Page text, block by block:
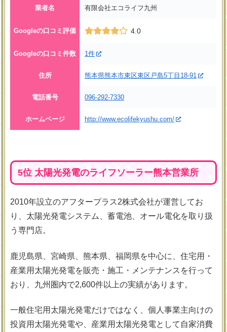
業者名 有限会社エコライフ九州
Googleの口コミ評価 4.0
Googleの口コミ件数 1件
住所 熊本県熊本市東区東区戸島5丁目18-91
電話番号 096-292-7330
ホームページ http://www.ecolifekyushu.com/
5位 太陽光発電のライフソーラー熊本営業所
2010年設立のアフタープラス2株式会社が運営してお
り、太陽光発電システム、蓄電池、オール電化を取り扱
う専門店。
鹿児島県、宮崎県、熊本県、福岡県を中心に、住宅用・
産業用太陽光発電を販売・施工・メンテナンスを行って
おり、九州圏内で2,600件以上の実績があります。
一般住宅用太陽光発電だけではなく、個人事業主向けの
投資用太陽光発電や、産業用太陽光発電として自家消費